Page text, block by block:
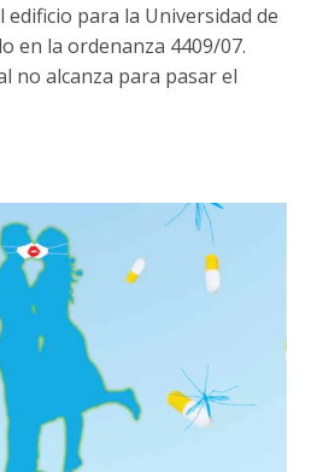
para la Universidad de
en la ordenanza 4409/07.
no alcanza para pasar el